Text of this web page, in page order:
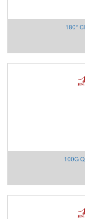
HONEYWELL
IMO Sensor (MICRO
Inelta Vietnam
180°
100G